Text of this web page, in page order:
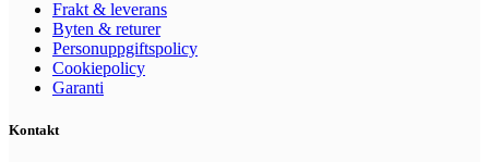
Frakt & leverans
Byten & returer
Personuppgiftspolicy
Cookiepolicy
Garanti
Kontakt